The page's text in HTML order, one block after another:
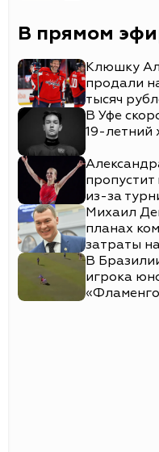
В прямом
Клюшку
продали
тысяч
В Уфе
19-летний
из-за
Михаил
планах
затраты
В
игрока